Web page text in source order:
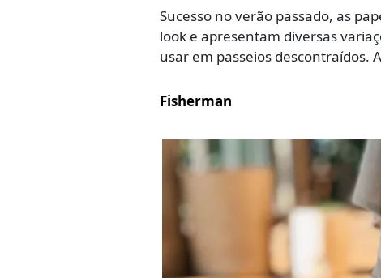
Sucesso no verão passado, as
look e apresentam diversas
usar em passeios descontraídos.
Fisherman